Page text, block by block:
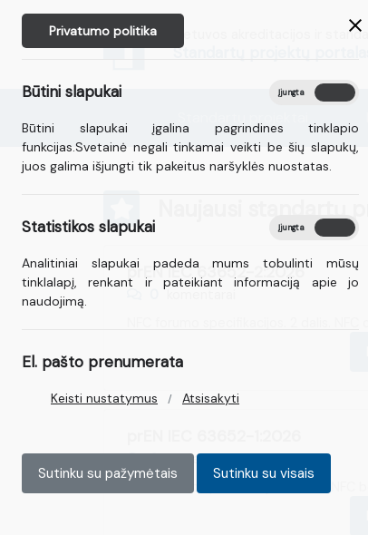
Privatumo politika
Būtini slapukai Įjungta
Būtini slapukai įgalina pagrindines tinklapio
funkcijas.Svetainė negali tinkamai veikti be šių slapukų,
juos galima išjungti tik pakeitus naršyklės nuostatas.
Statistikos slapukai Įjungta
Analitiniai slapukai padeda mums tobulinti mūsų
tinklalapį, renkant ir pateikiant informaciją apie jo
naudojimą.
El. pašto prenumerata
Keisti nustatymus Atsisakyti
Sutinku su pažymėtais Sutinku su visais
Lietuvos akreditacijos ir
Standartų projektų portalas
Naujausi standartų
prEN IEC 63652-2:2026
NFC forumo specifikacijos. 2 dalis.
0 komentarai
NFC forumo specifikacijos. 1 dalis. NFC